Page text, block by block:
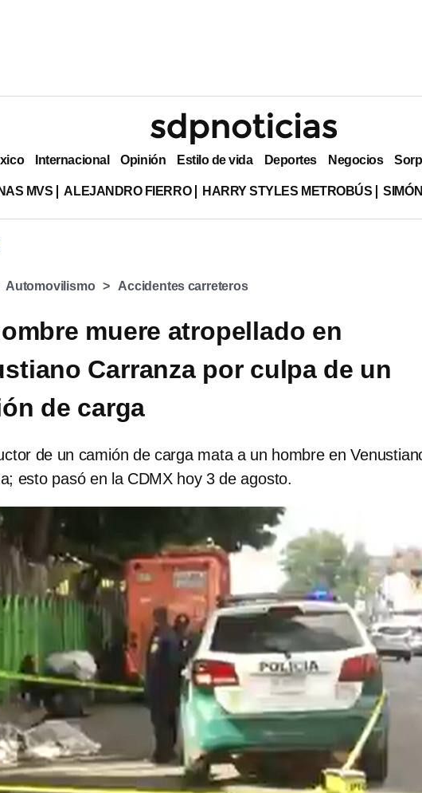
Internacional Opinión Estilo de vida Deportes Negocios
MVS ALEJANDRO FIERRO HARRY STYLES METROBÚS
Automovilismo Accidentes carreteros
muere atropellado en
Carranza por culpa de un
de carga
de un camión de carga mata a un hombre en
esto pasó en la CDMX hoy 3 de agosto.